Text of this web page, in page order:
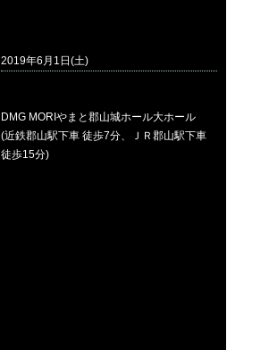
2019年6月1日(土)
DMG MORIやまと郡山城ホール大ホール
(近鉄郡山駅下車 徒歩7分、ＪＲ郡山駅下車
徒歩15分)